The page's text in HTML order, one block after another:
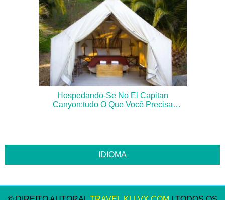
Hospedando-Se No El Capitan
Canyon:tudo O Que Você Precisa